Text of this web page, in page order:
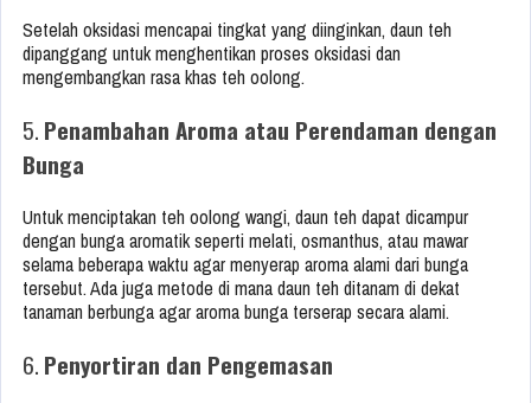
Setelah oksidasi mencapai tingkat yang diinginkan, daun teh
dipanggang untuk menghentikan proses oksidasi dan
mengembangkan rasa khas teh oolong.
5. Penambahan Aroma atau Perendaman dengan
Bunga
Untuk menciptakan teh oolong wangi, daun teh dapat dicampur
dengan bunga aromatik seperti melati, osmanthus, atau mawar
selama beberapa waktu agar menyerap aroma alami dari bunga
tersebut. Ada juga metode di mana daun teh ditanam di dekat
tanaman berbunga agar aroma bunga terserap secara alami.
6. Penyortiran dan Pengemasan